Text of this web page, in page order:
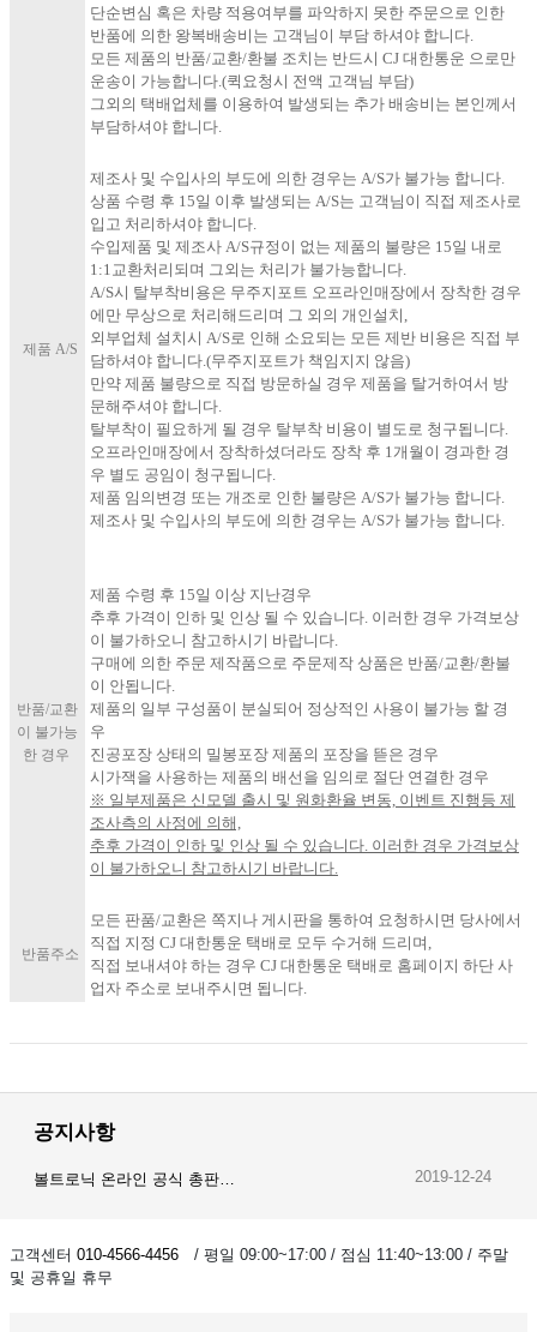
단순변심 혹은 차량 적용여부를 파악하지 못한 주문으로 인한
반품에 의한 왕복배송비는 고객님이 부담 하셔야 합니다.
모든 제품의 반품/교환/환불 조치는 반드시 CJ 대한통운 으로만
운송이 가능합니다.(퀵요청시 전액 고객님 부담)
그외의 택배업체를 이용하여 발생되는 추가 배송비는 본인께서
부담하셔야 합니다.​
제품 A/S
제조사 및 수입사의 부도에 의한 경우는 A/S가 불가능 합니다.
상품 수령 후 15일 이후 발생되는 A/S는 고객님이 직접 제조사로
입고 처리하셔야 합니다.
수입제품 및 제조사 A/S규정이 없는 제품의 불량은 15일 내로
1:1교환처리되며 그외는 처리가 불가능합니다.
A/S시 탈부착비용은 무주지포트 오프라인매장에서 장착한 경우
에만 무상으로 처리해드리며 그 외의 개인설치,
외부업체 설치시 A/S로 인해 소요되는 모든 제반 비용은 직접 부
담하셔야 합니다.(무주지포트가 책임지지 않음)
만약 제품 불량으로 직접 방문하실 경우 제품을 탈거하여서 방
문해주셔야 합니다.
탈부착이 필요하게 될 경우 탈부착 비용이 별도로 청구됩니다.
오프라인매장에서 장착하셨더라도 장착 후 1개월이 경과한 경
우 별도 공임이 청구됩니다.
제품 임의변경 또는 개조로 인한 불량은 A/S가 불가능 합니다.
제조사 및 수입사의 부도에 의한 경우는 A/S가 불가능 합니다.
반품/교환
이 불가능
한 경우
제품 수령 후 15일 이상 지난경우
추후 가격이 인하 및 인상 될 수 있습니다. 이러한 경우 가격보상
이 불가하오니 참고하시기 바랍니다.
구매에 의한 주문 제작품으로 주문제작 상품은 반품/교환/환불
이 안됩니다.
제품의 일부 구성품이 분실되어 정상적인 사용이 불가능 할 경
우
진공포장 상태의 밀봉포장 제품의 포장을 뜯은 경우
시가잭을 사용하는 제품의 배선을 임의로 절단 연결한 경우
※ 일부제품은 신모델 출시 및 원화환율 변동, 이벤트 진행등 제
조사측의 사정에 의해,
추후 가격이 인하 및 인상 될 수 있습니다. 이러한 경우 가격보상
이 불가하오니 참고하시기 바랍니다.​
반품주소
모든 판품/교환은 쪽지나 게시판을 통하여 요청하시면 당사에서
직접 지정 CJ 대한통운 택배로 모두 수거해 드리며,
직접 보내셔야 하는 경우 CJ 대한통운 택배로 홈페이지 하단 사
업자 주소로 보내주시면 됩니다.
공지사항
볼트로닉 온라인 공식 총판… 2019-12-24
고객센터 010-4566-4456 / 평일 09:00~17:00 / 점심 11:40~13:00 / 주말
및 공휴일 휴무